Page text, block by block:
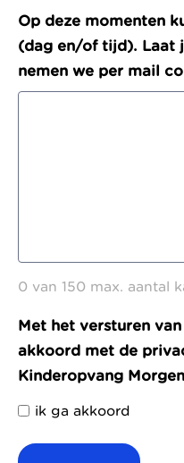
Op deze momenten
(dag en/of tijd). Laat
nemen we per mail
0 van 150 max. aantal
Met het versturen
akkoord met de
Kinderopvang Morgen
ik ga akkoord